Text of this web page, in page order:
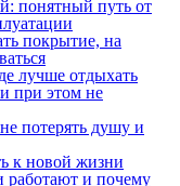
понятный путь от
покрытие, на
лучше отдыхать
при этом не
потерять душу и
к новой жизни
и почему